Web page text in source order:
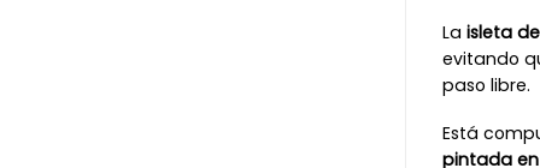
La isleta
evitando
paso libre.
Está
pintada